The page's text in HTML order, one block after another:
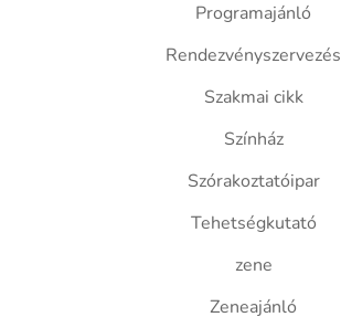
Programajánló
Rendezvényszervezés
Szakmai cikk
Színház
Szórakoztatóipar
Tehetségkutató
zene
Zeneajánló